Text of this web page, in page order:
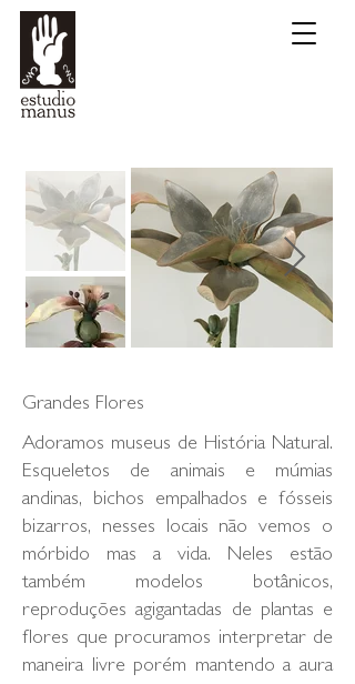
Grandes Flores
Adoramos museus de História Natural.
Esqueletos de animais e múmias
andinas, bichos empalhados e fósseis
bizarros, nesses locais não vemos o
mórbido mas a vida. Neles estão
também modelos botânicos,
reproduções agigantadas de plantas e
flores que procuramos interpretar de
maneira livre porém mantendo a aura